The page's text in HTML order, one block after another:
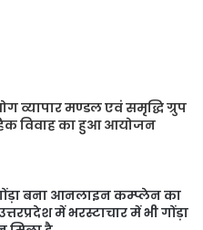
व्यापार मण्डल एवं समृद्धि ग्रुप
विवाह का हुआ आयोजन
बना आनलाइन कम्प्लेन का
में भरस्टाचार में भी गोंड़ा